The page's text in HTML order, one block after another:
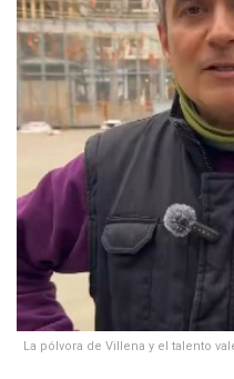
La pólvora de Villena y el talento